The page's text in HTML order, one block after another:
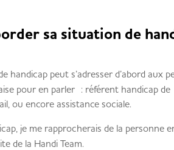
sa situation de
peut s’adresser d’abord aux
pour en parler : référent handicap de
ou encore assistance sociale.
je me rapprocherais de la personne
de la Handi Team.